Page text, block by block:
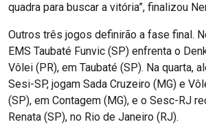
quadra para buscar a vitória”, finalizou
Outros três jogos definirão a fase final.
EMS Taubaté Funvic (SP) enfrenta o
Vôlei (PR), em Taubaté (SP). Na quarta,
Sesi-SP, jogam Sada Cruzeiro (MG) e
(SP), em Contagem (MG), e o Sesc-RJ
Renata (SP), no Rio de Janeiro (RJ).